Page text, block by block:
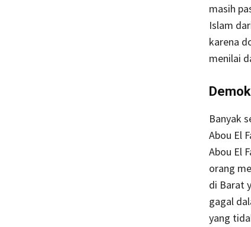
masih
Islam
karena
menilai
Banyak
Abou El
Abou El
orang
di Barat
gagal
yang